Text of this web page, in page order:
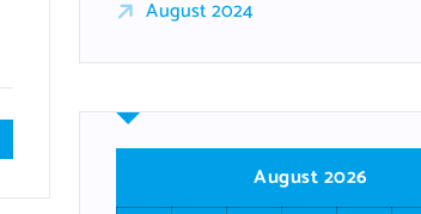
August 2024
August 2026